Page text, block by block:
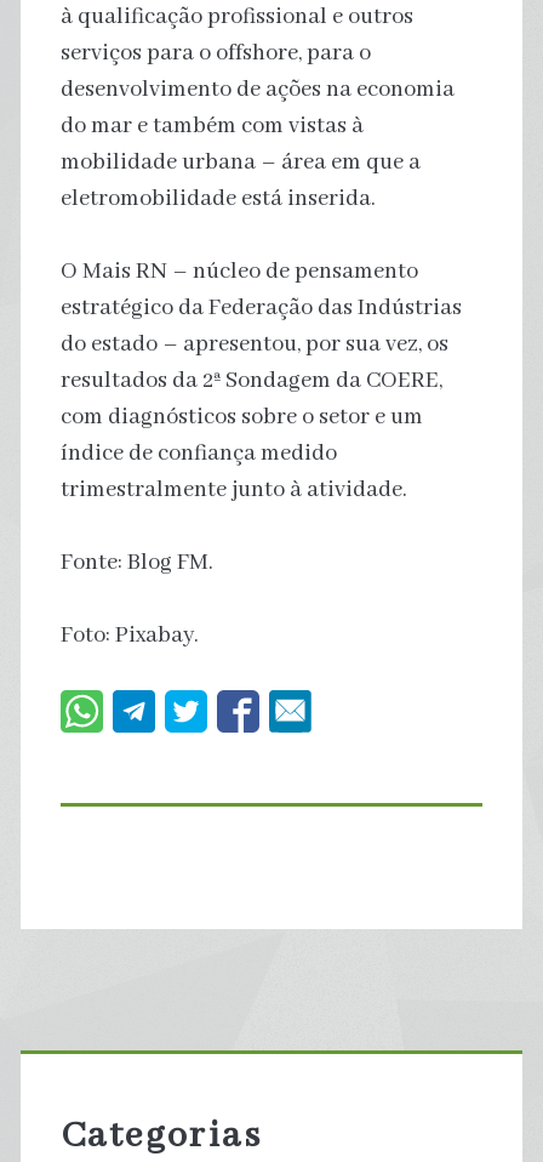
à qualificação profissional e outros
serviços para o offshore, para o
desenvolvimento de ações na economia
do mar e também com vistas à
mobilidade urbana – área em que a
eletromobilidade está inserida.
O Mais RN – núcleo de pensamento
estratégico da Federação das Indústrias
do estado – apresentou, por sua vez, os
resultados da 2ª Sondagem da COERE,
com diagnósticos sobre o setor e um
índice de confiança medido
trimestralmente junto à atividade.
Fonte: Blog FM.
Foto: Pixabay.
Primary
Sidebar
Categorias